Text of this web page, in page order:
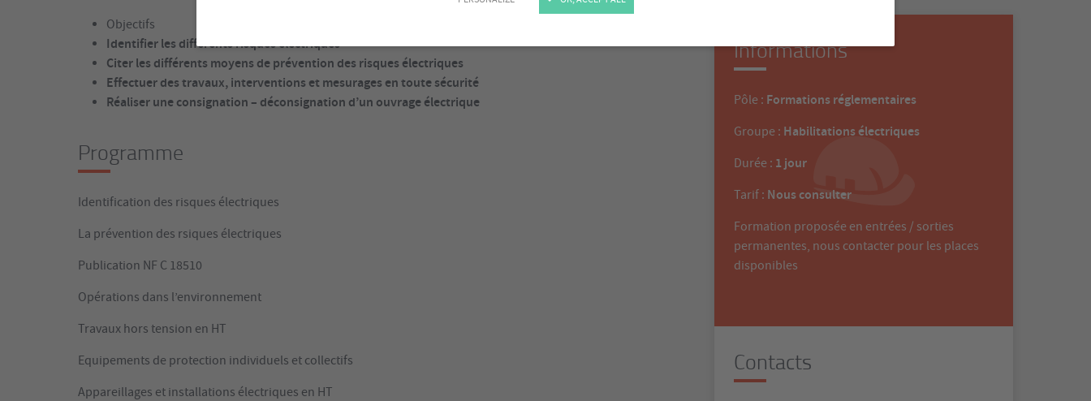
Objectifs
Identifier les différents risques électriques
Citer les différents moyens de prévention des risques électriques
Effectuer des travaux, interventions et mesurages en toute sécurité
Réaliser une consignation – déconsignation d’un ouvrage électrique
Programme
Identification des risques électriques
La prévention des rsiques électriques
Publication NF C 18510
Opérations dans l’environnement
Travaux hors tension en HT
Equipements de protection individuels et collectifs
Appareillages et installations électriques en HT
Informations
Pôle : Formations réglementaires
Groupe : Habilitations électriques
Durée : 1 jour
Tarif : Nous consulter
Formation proposée en entrées / sorties
permanentes, nous contacter pour les places
disponibles
Contacts